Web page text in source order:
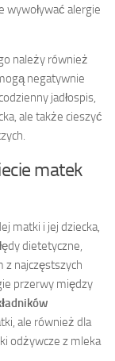
wywoływać alergie
należy również
negatywnie
jadłospis,
ale także cieszyć
matek
matki i jej dziecka,
dietetyczne,
z najczęstszych
przerwy między
ale również dla
odżywcze z mleka